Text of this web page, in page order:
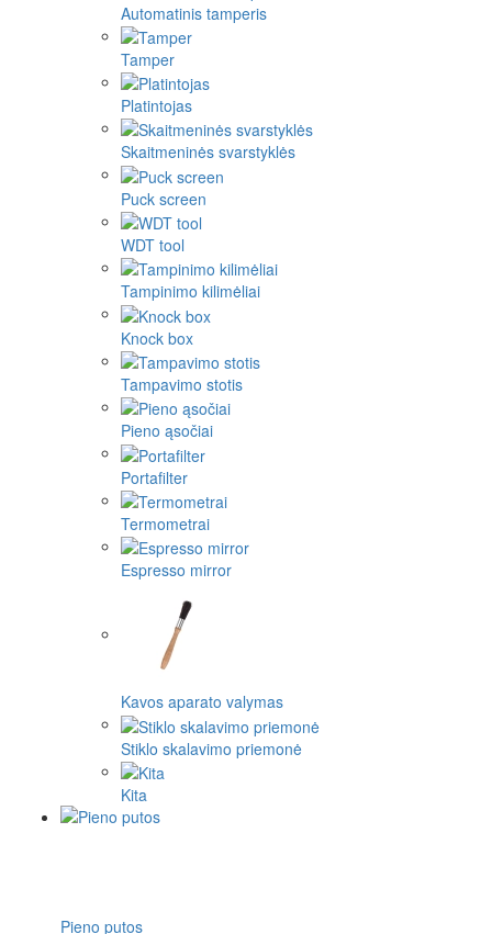
Automatinis tamperis
Tamper
Platintojas
Skaitmeninės svarstyklės
Puck screen
WDT tool
Tampinimo kilimėliai
Knock box
Tampavimo stotis
Pieno ąsočiai
Portafilter
Termometrai
Espresso mirror
Kavos aparato valymas
Stiklo skalavimo priemonė
Kita
Pieno putos